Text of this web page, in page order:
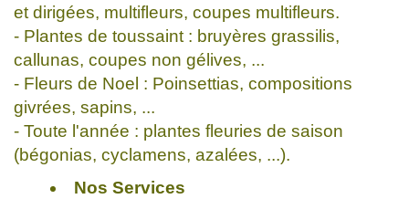
et dirigées, multifleurs, coupes multifleurs.
- Plantes de toussaint : bruyères grassilis,
callunas, coupes non gélives, ...
- Fleurs de Noel : Poinsettias, compositions
givrées, sapins, ...
- Toute l'année : plantes fleuries de saison
(bégonias, cyclamens, azalées, ...).
Nos Services